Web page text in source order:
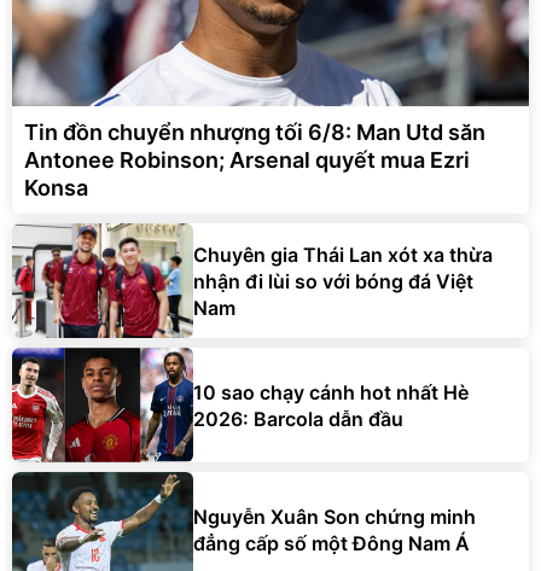
Tin đồn chuyển nhượng tối 6/8: Man Utd săn
Antonee Robinson; Arsenal quyết mua Ezri
Konsa
Chuyên gia Thái Lan xót xa thừa
nhận đi lùi so với bóng đá Việt
Nam
10 sao chạy cánh hot nhất Hè
2026: Barcola dẫn đầu
Nguyễn Xuân Son chứng minh
đẳng cấp số một Đông Nam Á